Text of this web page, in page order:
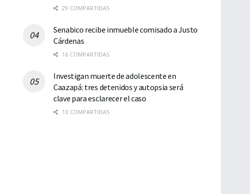
29 COMPARTIDAS
Senabico recibe inmueble comisado a Justo
Cárdenas
16 COMPARTIDAS
Investigan muerte de adolescente en
Caazapá: tres detenidos y autopsia será
clave para esclarecer el caso
13 COMPARTIDAS